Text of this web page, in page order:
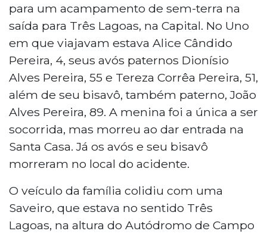
para um acampamento de sem-terra na
saída para Três Lagoas, na Capital. No Uno
em que viajavam estava Alice Cândido
Pereira, 4, seus avós paternos Dionísio
Alves Pereira, 55 e Tereza Corrêa Pereira, 51,
além de seu bisavô, também paterno, João
Alves Pereira, 89. A menina foi a única a ser
socorrida, mas morreu ao dar entrada na
Santa Casa. Já os avós e seu bisavô
morreram no local do acidente.
O veículo da família colidiu com uma
Saveiro, que estava no sentido Três
Lagoas, na altura do Autódromo de Campo